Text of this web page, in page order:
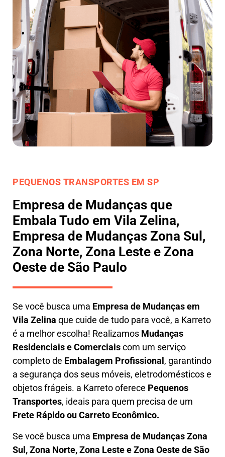
PEQUENOS TRANSPORTES EM SP
Empresa de Mudanças que
Embala Tudo em Vila Zelina,
Empresa de Mudanças Zona Sul,
Zona Norte, Zona Leste e Zona
Oeste de São Paulo
Se você busca uma Empresa de Mudanças em
Vila Zelina que cuide de tudo para você, a Karreto
é a melhor escolha! Realizamos Mudanças
Residenciais e Comerciaiscom um serviço
completo de Embalagem Profissional , garantindo
a segurança dos seus móveis, eletrodomésticos e
objetos frágeis. a Karretooferece Pequenos
Transportes, ideais para quem precisa de um
Frete Rápido ou Carreto Econômico.
Se você busca uma Empresa de Mudanças Zona
Sul, Zona Norte, Zona Leste e Zona Oeste de São